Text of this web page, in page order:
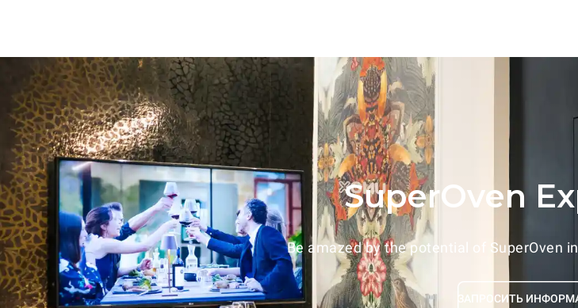
SuperOven
Be amazed by the potential of SuperOven
ЗАПРОСИТЬ